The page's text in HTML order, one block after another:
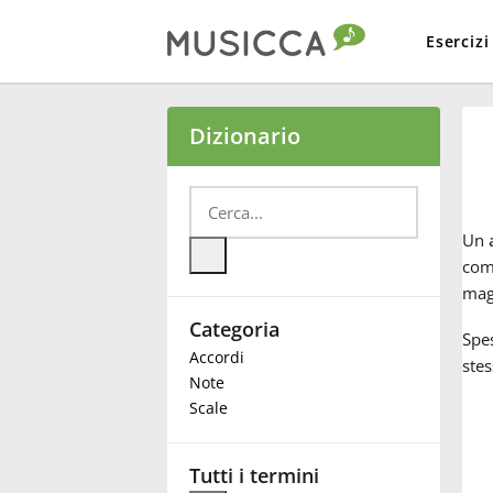
Esercizi
Български
Deutsch
Español
Dizionario
Categoria
Accordi
Note
Scale
Tutti i termini
Un